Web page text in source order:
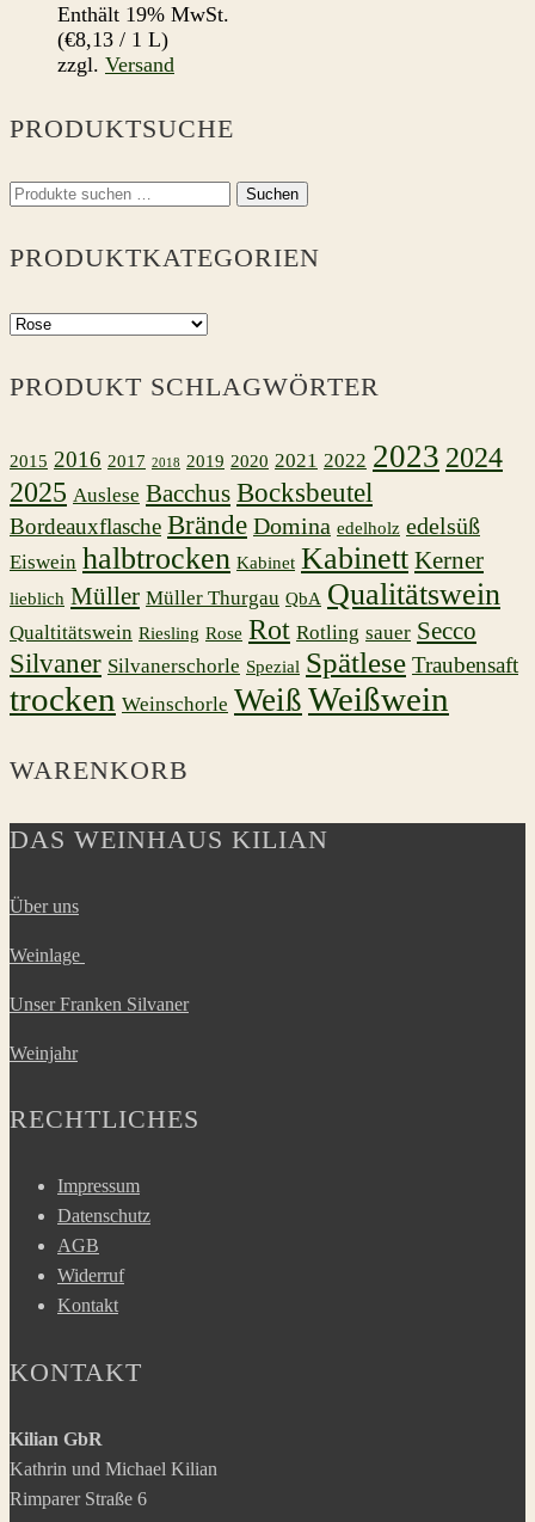
Enthält 19% MwSt.
(€8,13 / 1 L)
zzgl. Versand
PRODUKTSUCHE
Suchen
Suchen
PRODUKTKATEGORIEN
PRODUKT SCHLAGWÖRTER
2015 2016 2017 2018 2019 2020 2021 2022 2023 2024
2025 Auslese Bacchus Bocksbeutel
Bordeauxflasche Brände Domina edelholz edelsüß
Eiswein halbtrocken Kabinet Kabinett Kerner
lieblich Müller Müller Thurgau QbA Qualitätswein
Qualtitätswein Riesling Rose Rot Rotling sauer Secco
Silvaner Silvanerschorle Spezial Spätlese Traubensaft
trocken Weinschorle Weiß Weißwein
WARENKORB
DAS WEINHAUS KILIAN
Über uns
Weinlage
Unser Franken Silvaner
Weinjahr
RECHTLICHES
Impressum
Datenschutz
AGB
Widerruf
Kontakt
KONTAKT
Kilian GbR
Kathrin und Michael Kilian
Rimparer Straße 6